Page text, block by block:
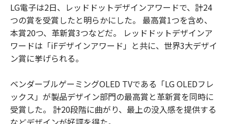
LG電子は2日、レッドドットデザインアワードで、計24
つの賞を受賞したと明らかにした。 最高賞1つを含め、
本賞20つ、革新賞3つなどだ。 レッドドットデザインア
ワードは「iFデザインアワード」と共に、世界3大デザイ
ン賞に挙げられる。
ベンダーブルゲーミングOLED TVである「LG OLEDフレ
ックス」が製品デザイン部門の最高賞と革新賞を同時に
受賞した。 計20段階に曲がり、最上の没入感を提供する